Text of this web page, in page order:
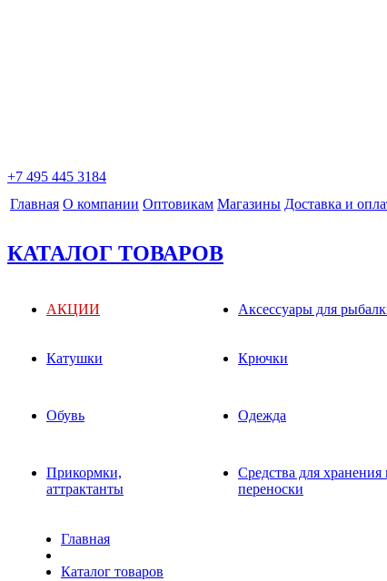
+7 495 445 3184
Главная О компании Оптовикам Магазины Доставка и
КАТАЛОГ ТОВАРОВ
АКЦИИ Аксессуары для
Катушки Крючки
Обувь Одежда
Прикормки,
аттрактанты
Средства для хранения
переноски
Главная
Каталог товаров